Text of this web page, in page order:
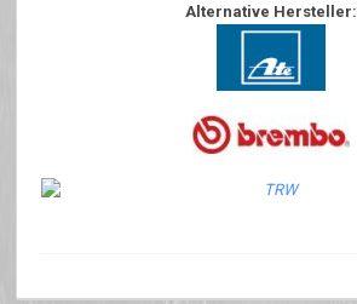
Alternative Hersteller: